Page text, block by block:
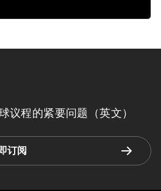
议程的紧要问题（英文）
订阅